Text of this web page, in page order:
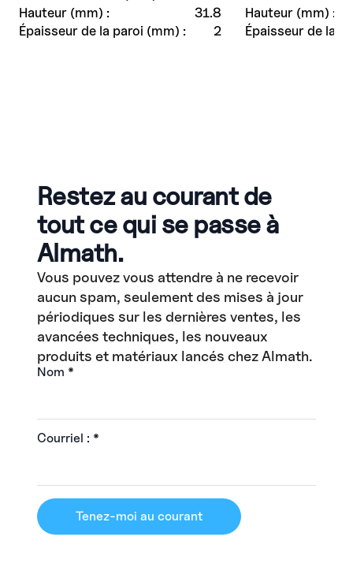
Hauteur (mm) :
31.8
Épaisseur de la paroi (mm) :
2
Hauteur (mm) :
Épaisseur de la
Restez au courant de
tout ce qui se passe à
Almath.
Vous pouvez vous attendre à ne recevoir
aucun spam, seulement des mises à jour
périodiques sur les dernières ventes, les
avancées techniques, les nouveaux
produits et matériaux lancés chez Almath.
Nom *
Courriel : *
Tenez-moi au courant